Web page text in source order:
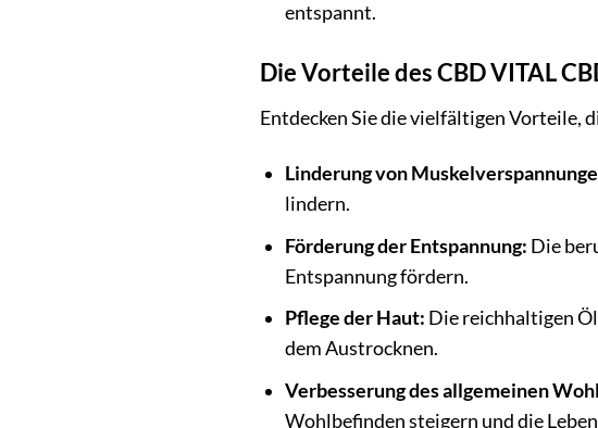
entspannt.
Die Vorteile des CBD VITAL
Entdecken Sie die vielfältigen Vorteile,
Linderung von
lindern.
Förderung der Entspannung: Die
Entspannung fördern.
Pflege der Haut: Die reichhaltigen
dem Austrocknen.
Verbesserung des allgemeinen
Wohlbefinden steigern und die